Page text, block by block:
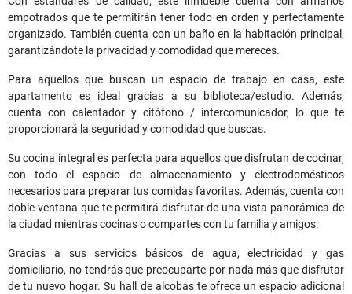
empotrados que te permitirán tener todo en orden y perfectamente
organizado. También cuenta con un baño en la habitación principal,
garantizándote la privacidad y comodidad que mereces.
Para aquellos que buscan un espacio de trabajo en casa, este
apartamento es ideal gracias a su biblioteca/estudio. Además,
cuenta con calentador y citófono / intercomunicador, lo que te
proporcionará la seguridad y comodidad que buscas.
Su cocina integral es perfecta para aquellos que disfrutan de cocinar,
con todo el espacio de almacenamiento y electrodomésticos
necesarios para preparar tus comidas favoritas. Además, cuenta con
doble ventana que te permitirá disfrutar de una vista panorámica de
la ciudad mientras cocinas o compartes con tu familia y amigos.
Gracias a sus servicios básicos de agua, electricidad y gas
domiciliario, no tendrás que preocuparte por nada más que disfrutar
de tu nuevo hogar. Su hall de alcobas te ofrece un espacio adicional